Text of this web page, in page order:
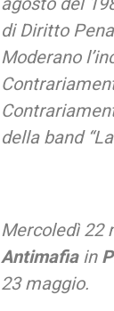
di Diritto
Moderano
della band “
Mercoledì 22
Antimafiain
23 maggio.